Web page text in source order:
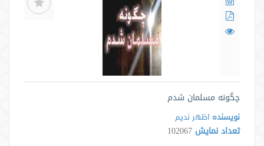
چگونه مسلمان شدم
نویسنده اظهر ندیم
تعداد نمایش 102067